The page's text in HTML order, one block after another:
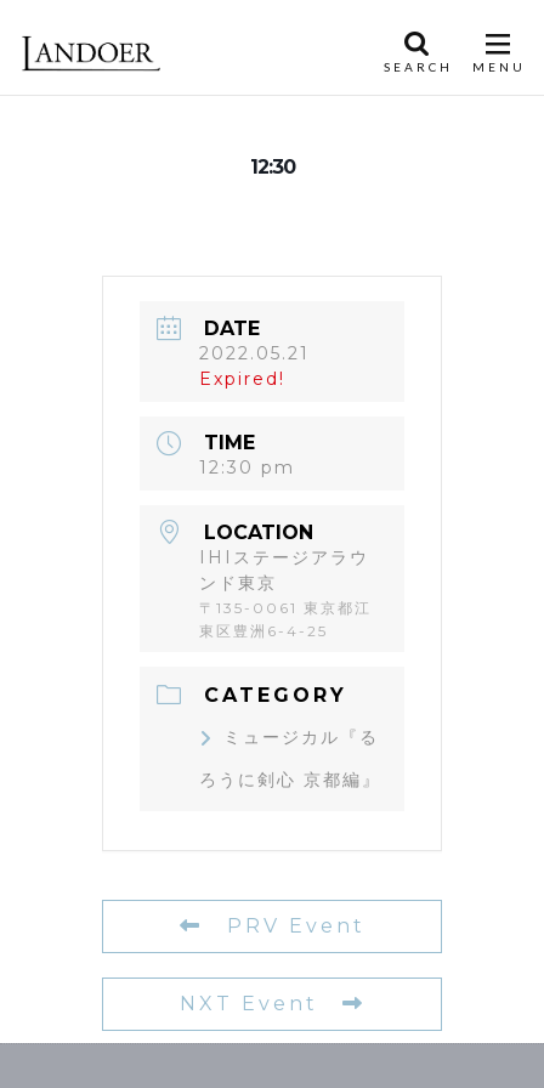
12:30
DATE
2022.05.21
Expired!
TIME
12:30 pm
LOCATION
IHIステージアラウ
ンド東京
〒135-0061 東京都江
東区豊洲6-4-25
CATEGORY
ミュージカル『る
ろうに剣心 京都編』
PRV Event
NXT Event